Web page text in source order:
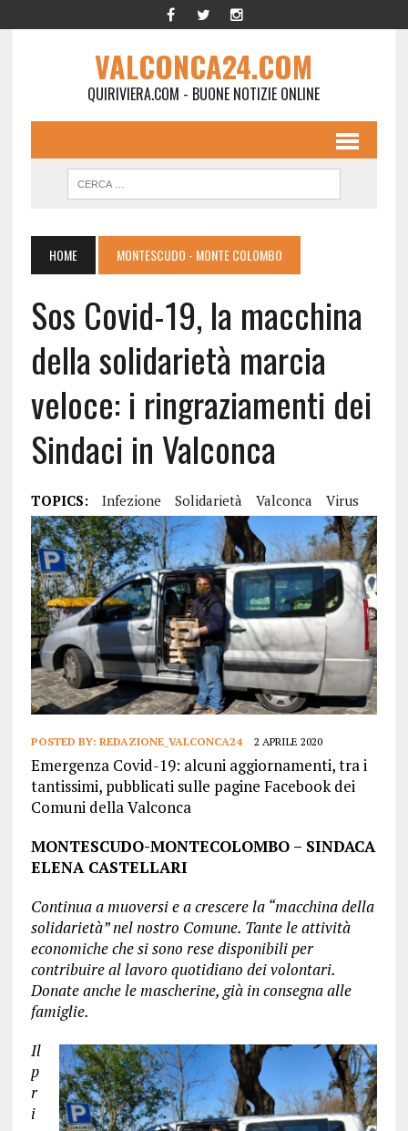
VALCONCA24.COM
QUIRIVIERA.COM - BUONE NOTIZIE ONLINE
HOME MONTESCUDO - MONTE COLOMBO
Sos Covid-19, la macchina
della solidarietà marcia
veloce: i ringraziamenti dei
Sindaci in Valconca
TOPICS: Infezione Solidarietà Valconca Virus
POSTED BY: REDAZIONE_VALCONCA24 2 APRILE 2020
Emergenza Covid-19: alcuni aggiornamenti, tra i
tantissimi, pubblicati sulle pagine Facebook dei
Comuni della Valconca
MONTESCUDO-MONTECOLOMBO – SINDACA
ELENA CASTELLARI
Continua a muoversi e a crescere la “macchina della
solidarietà” nel nostro Comune. Tante le attività
economiche che si sono rese disponibili per
contribuire al lavoro quotidiano dei volontari.
Donate anche le mascherine, già in consegna alle
famiglie.
Il
p
r
i